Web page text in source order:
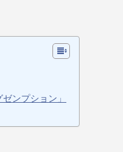
ンプション」